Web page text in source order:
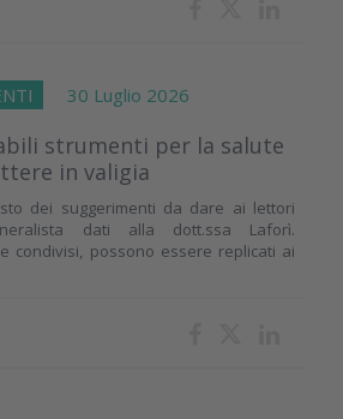
30 Luglio 2026
strumenti per la salute
in valigia
dei suggerimenti da dare ai lettori
dati alla dott.ssa Laforì.
condivisi, possono essere replicati ai